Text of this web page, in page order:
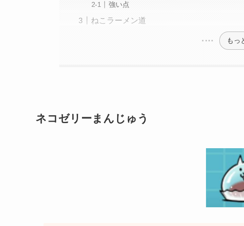
強い点
ねこラーメン道
もっ
ネコゼリーまんじゅう